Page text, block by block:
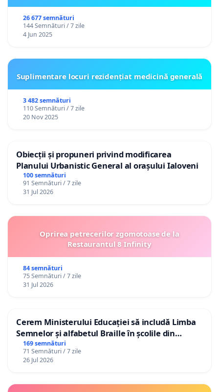
26 677 semnături
144 Semnături / 7 zile
4 Jun 2025
Suplimentare locuri rezidențiat medicină generală
3 482 semnături
110 Semnături / 7 zile
20 Nov 2025
Obiecții și propuneri privind modificarea
Planului Urbanistic General al orașului Ialoveni
100 semnături
91 Semnături / 7 zile
31 Jul 2026
Oprirea petrecerilor zgomotoase de la
Restaurantul 8 Infinity
84 semnături
75 Semnături / 7 zile
31 Jul 2026
Cerem Ministerului Educației să includă Limba
Semnelor și alfabetul Braille în școlile din
Republica Moldova!
169 semnături
71 Semnături / 7 zile
26 Jul 2026